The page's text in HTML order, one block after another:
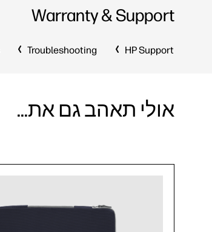
Warranty & Support
HP Support
Troubleshooting
אולי תאהב גם את...